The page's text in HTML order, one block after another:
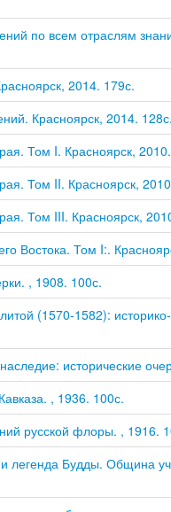
по всем отраслям
2014. 179с.
Красноярск, 2014. 128с.
Том I. Красноярск,
Том II. Красноярск,
Том III. Красноярск,
Востока. Том I:.
, 1908. 100с.
(1570-1582): историко-
исторические
, 1936. 100с.
русской флоры. , 1916.
легенда Будды. Община